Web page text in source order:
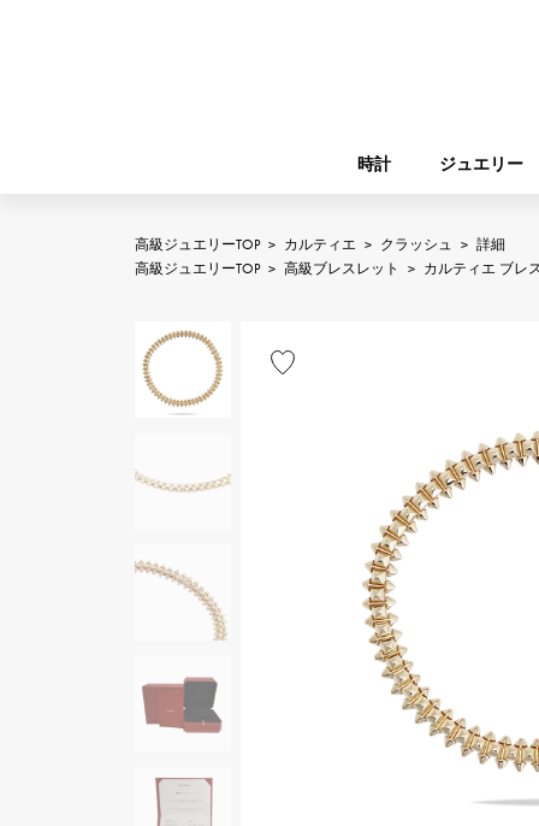
時計 ジュエリー
ROLEX
A.LANGE & SOHNE
AUDEMARS PIGUET
HARRY WINSTON
ハリー・ウィンストン
YUKIZAKI ジュエリー
REGALIA
バーキン
高級ジュエリーTOP > カルティエ > クラッシュ > 詳細
高級ジュエリーTOP > 高級ブレスレット > カルティエ ブレ